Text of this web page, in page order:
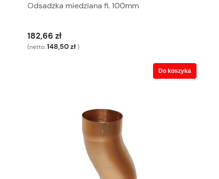
Odsadzka miedziana fi. 100mm
182,66 zł
(netto:148,50 zł )
Do koszyka